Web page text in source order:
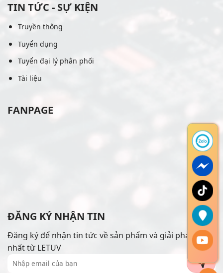
TIN TỨC - SỰ KIỆN
Truyền thông
Tuyển dụng
Tuyển đại lý phân phối
Tài liệu
FANPAGE
ĐĂNG KÝ NHẬN TIN
Đăng ký để nhận tin tức về sản phẩm và giải pháp mới
nhất từ LETUV